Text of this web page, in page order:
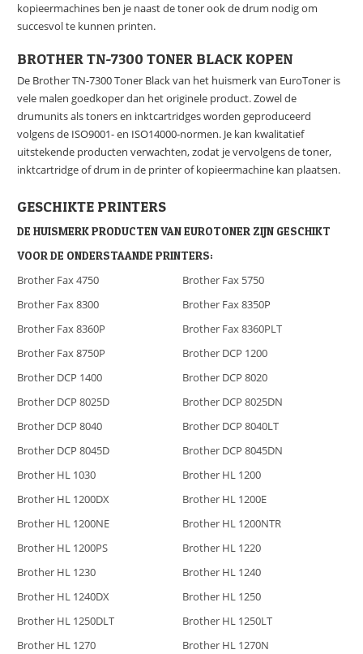
kopieermachines ben je naast de toner ook de drum nodig om
succesvol te kunnen printen.
BROTHER TN-7300 TONER BLACK KOPEN
De Brother TN-7300 Toner Black van het huismerk van EuroToner is
vele malen goedkoper dan het originele product. Zowel de
drumunits als toners en inktcartridges worden geproduceerd
volgens de ISO9001- en ISO14000-normen. Je kan kwalitatief
uitstekende producten verwachten, zodat je vervolgens de toner,
inktcartridge of drum in de printer of kopieermachine kan plaatsen.
GESCHIKTE PRINTERS
DE HUISMERK PRODUCTEN VAN EUROTONER ZIJN GESCHIKT
VOOR DE ONDERSTAANDE PRINTERS:
Brother Fax 4750
Brother Fax 5750
Brother Fax 8300
Brother Fax 8350P
Brother Fax 8360P
Brother Fax 8360PLT
Brother Fax 8750P
Brother DCP 1200
Brother DCP 1400
Brother DCP 8020
Brother DCP 8025D
Brother DCP 8025DN
Brother DCP 8040
Brother DCP 8040LT
Brother DCP 8045D
Brother DCP 8045DN
Brother HL 1030
Brother HL 1200
Brother HL 1200DX
Brother HL 1200E
Brother HL 1200NE
Brother HL 1200NTR
Brother HL 1200PS
Brother HL 1220
Brother HL 1230
Brother HL 1240
Brother HL 1240DX
Brother HL 1250
Brother HL 1250DLT
Brother HL 1250LT
Brother HL 1270
Brother HL 1270N